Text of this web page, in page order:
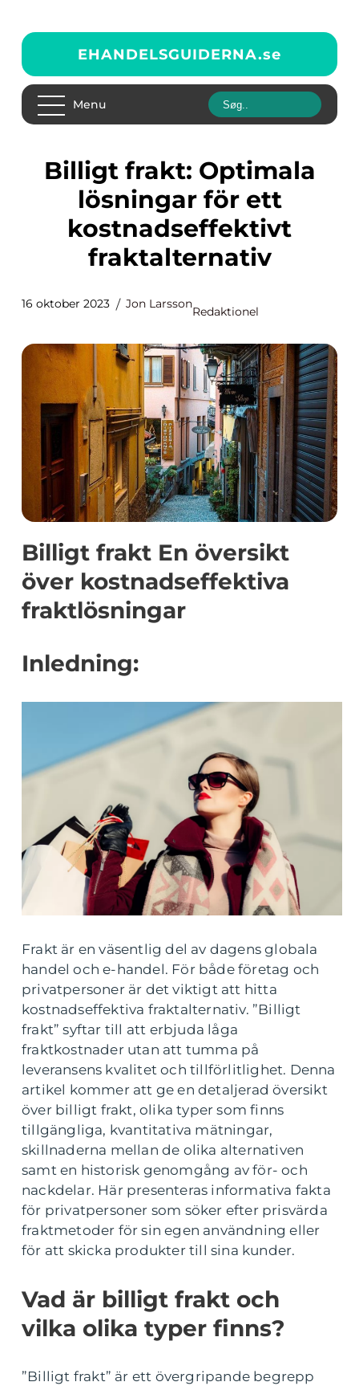
EHANDELSGUIDERNA.se
Menu
Billigt frakt: Optimala
lösningar för ett
kostnadseffektivt
fraktalternativ
16 oktober 2023 Jon Larsson
Redaktionel
Billigt frakt En översikt
över kostnadseffektiva
fraktlösningar
Inledning:
Frakt är en väsentlig del av dagens globala
handel och e-handel. För både företag och
privatpersoner är det viktigt att hitta
kostnadseffektiva fraktalternativ. ”Billigt
frakt” syftar till att erbjuda låga
fraktkostnader utan att tumma på
leveransens kvalitet och tillförlitlighet. Denna
artikel kommer att ge en detaljerad översikt
över billigt frakt, olika typer som finns
tillgängliga, kvantitativa mätningar,
skillnaderna mellan de olika alternativen
samt en historisk genomgång av för- och
nackdelar. Här presenteras informativa fakta
för privatpersoner som söker efter prisvärda
fraktmetoder för sin egen användning eller
för att skicka produkter till sina kunder.
Vad är billigt frakt och
vilka olika typer finns?
”Billigt frakt” är ett övergripande begrepp